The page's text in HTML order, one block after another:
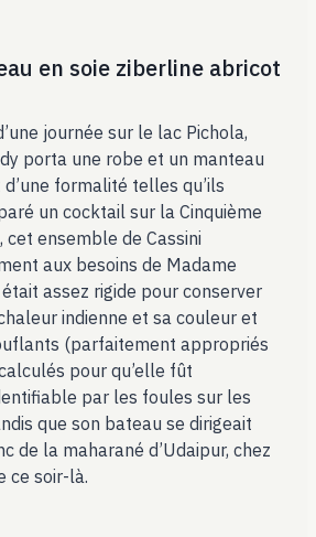
en soie ziberline abricot
journée sur le lac Pichola,
porta une robe et un manteau
formalité telles qu’ils
un cocktail sur la Cinquième
cet ensemble de Cassini
aux besoins de Madame
assez rigide pour conserver
indienne et sa couleur et
(parfaitement appropriés
pour qu’elle fût
par les foules sur les
que son bateau se dirigeait
de la maharané d’Udaipur, chez
ce soir-là.